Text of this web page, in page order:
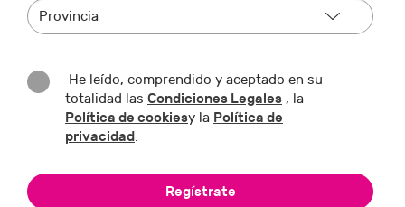
He leído, comprendido y aceptado en su
totalidad las Condiciones Legales , la
Política de cookiesy la Política de
privacidad.